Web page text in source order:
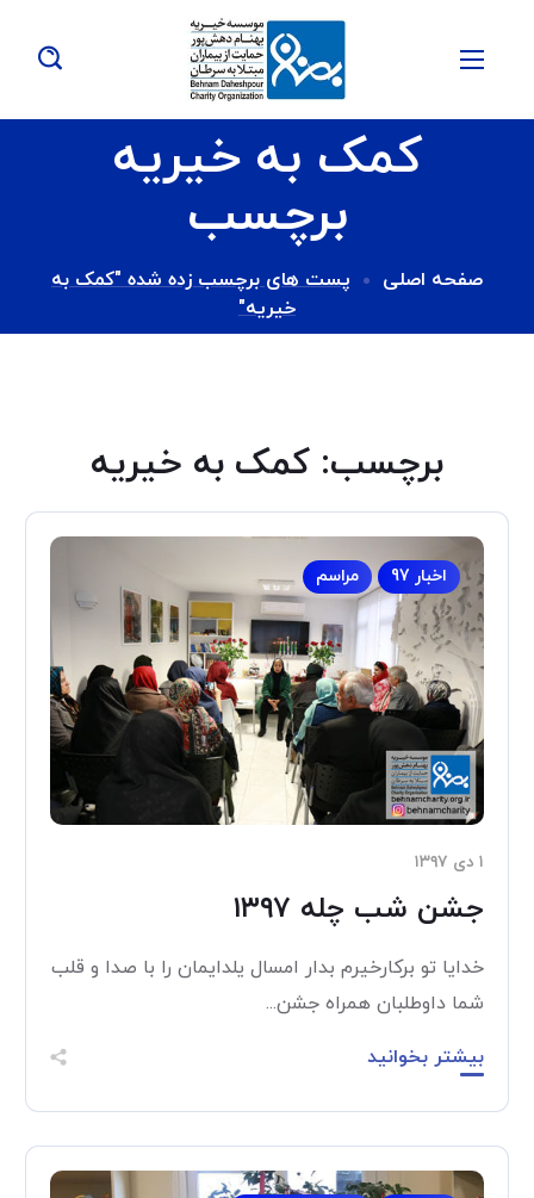
کمک به خیریه
برچسب
صفحه اصلی
پست های برچسب زده شده "کمک به
خیریه"
برچسب: کمک به خیریه
اخبار 97 مراسم
۱ دی ۱۳۹۷
جشن شب چله ۱۳۹۷
خدایا تو برکارخیرم بدار امسال یلدایمان را با صدا و قلب
شما داوطلبان همراه جشن...
بیشتر بخوانید